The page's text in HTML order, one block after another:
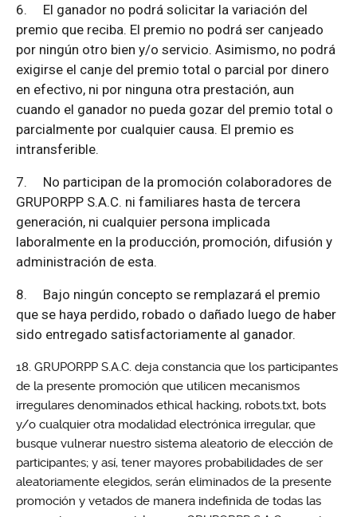
6. El ganador no podrá solicitar la variación del
premio que reciba. El premio no podrá ser canjeado
por ningún otro bien y/o servicio. Asimismo, no podrá
exigirse el canje del premio total o parcial por dinero
en efectivo, ni por ninguna otra prestación, aun
cuando el ganador no pueda gozar del premio total o
parcialmente por cualquier causa. El premio es
intransferible.
7. No participan de la promoción colaboradores de
GRUPORPP S.A.C. ni familiares hasta de tercera
generación, ni cualquier persona implicada
laboralmente en la producción, promoción, difusión y
administración de esta.
8. Bajo ningún concepto se remplazará el premio
que se haya perdido, robado o dañado luego de haber
sido entregado satisfactoriamente al ganador.
GRUPORPP S.A.C. deja constancia que los participantes
de la presente promoción que utilicen mecanismos
irregulares denominados ethical hacking, robots.txt, bots
y/o cualquier otra modalidad electrónica irregular, que
busque vulnerar nuestro sistema aleatorio de elección de
participantes; y así, tener mayores probabilidades de ser
aleatoriamente elegidos, serán eliminados de la presente
promoción y vetados de manera indefinida de todas las